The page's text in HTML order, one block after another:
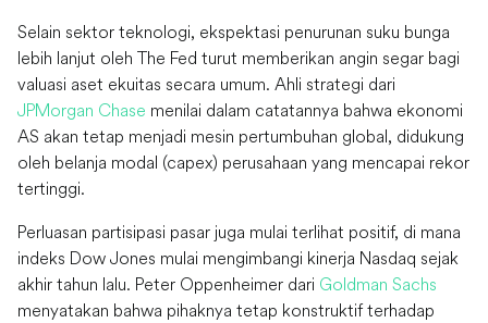
Selain sektor teknologi, ekspektasi penurunan suku bunga
lebih lanjut oleh The Fed turut memberikan angin segar bagi
valuasi aset ekuitas secara umum. Ahli strategi dari
JPMorgan Chase menilai dalam catatannya bahwa ekonomi
AS akan tetap menjadi mesin pertumbuhan global, didukung
oleh belanja modal (capex) perusahaan yang mencapai rekor
tertinggi.
Perluasan partisipasi pasar juga mulai terlihat positif, di mana
indeks Dow Jones mulai mengimbangi kinerja Nasdaq sejak
akhir tahun lalu. Peter Oppenheimer dari Goldman Sachs
menyatakan bahwa pihaknya tetap konstruktif terhadap